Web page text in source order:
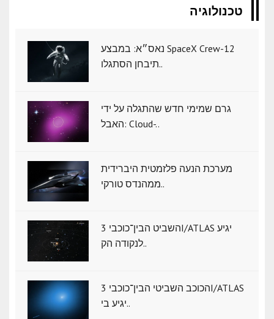
טכנולוגיה
נאס״א: במבצע SpaceX Crew-12
תיבחן הסתגלו..
גרם שמימי חדש שהתגלה על ידי
האבל: Cloud-..
מערכת הנעה פלזמטית היברידית
ממהנדס טורקי..
השביט הבין־כוכבי 3I/ATLAS יגיע
לנקודה הק..
הכוכב השביטי הבין־כוכבי 3I/ATLAS
יגיע בי..